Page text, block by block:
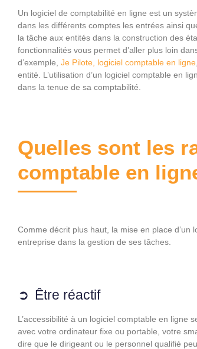
Un logiciel de comptabilité en ligne est un
dans les différents comptes les entrées ainsi
la tâche aux entités dans la construction des
fonctionnalités vous permet d’aller plus loin
d’exemple, Je Pilote, logiciel comptable en ligne
entité. L’utilisation d’un logiciel comptable en
dans la tenue de sa comptabilité.
Quelles sont les
comptable en
Comme décrit plus haut, la mise en place
entreprise dans la gestion de ses tâches.
Être réactif
L’accessibilité à un logiciel comptable en ligne
avec votre ordinateur fixe ou portable, votre
dire que le dirigeant ou le personnel qualifié